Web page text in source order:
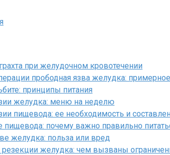
при желудочном кровотечении
прободная язва желудка:
принципы питания
желудка: меню на неделю
пищевода: ее необходимость и
пищевода: почему важно правильно
желудка: польза или вред
резекции желудка: чем вызваны